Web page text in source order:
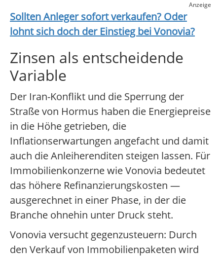
Anzeige
Sollten Anleger sofort verkaufen? Oder
lohnt sich doch der Einstieg beiVonovia?
Zinsen als entscheidende
Variable
Der Iran-Konflikt und die Sperrung der
Straße von Hormus haben die Energiepreise
in die Höhe getrieben, die
Inflationserwartungen angefacht und damit
auch die Anleiherenditen steigen lassen. Für
Immobilienkonzerne wie Vonovia bedeutet
das höhere Refinanzierungskosten —
ausgerechnet in einer Phase, in der die
Branche ohnehin unter Druck steht.
Vonovia versucht gegenzusteuern: Durch
den Verkauf von Immobilienpaketen wird